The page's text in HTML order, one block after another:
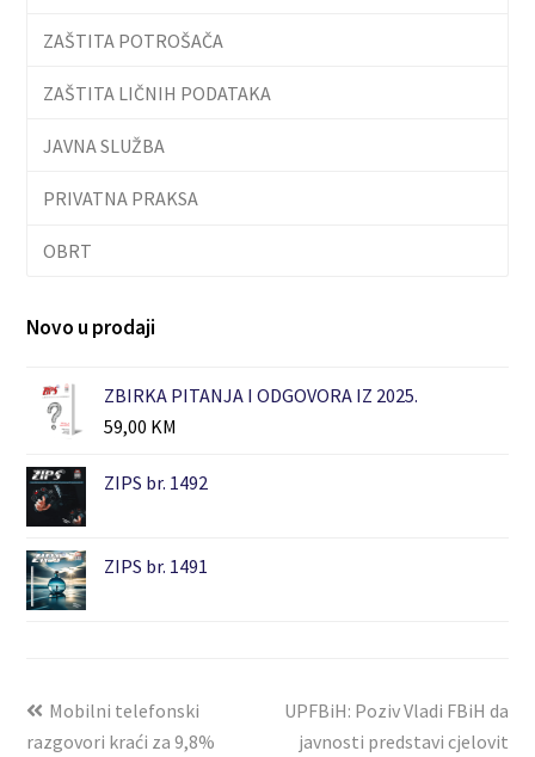
ZAŠTITA POTROŠAČA
ZAŠTITA LIČNIH PODATAKA
JAVNA SLUŽBA
PRIVATNA PRAKSA
OBRT
Novo u prodaji
ZBIRKA PITANJA I ODGOVORA IZ 2025.
59,00 KM
ZIPS br. 1492
ZIPS br. 1491
Mobilni telefonski
razgovori kraći za 9,8%
UPFBiH: Poziv Vladi FBiH da
javnosti predstavi cjelovit